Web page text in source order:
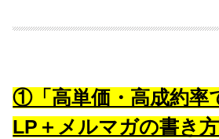
①「高単価・高成約率
LP＋メルマガの書き